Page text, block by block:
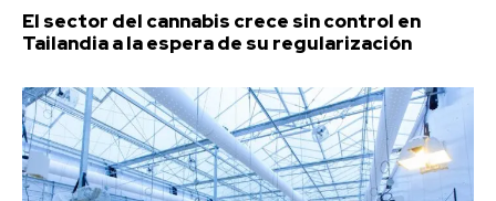
El sector del cannabis crece sin control en
Tailandia a la espera de su regularización